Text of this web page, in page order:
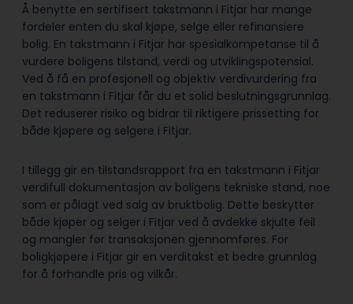
Å benytte en sertifisert takstmann i Fitjar har mange
fordeler enten du skal kjøpe, selge eller refinansiere
bolig. En takstmann i Fitjar har spesialkompetanse til å
vurdere boligens tilstand, verdi og utviklingspotensial.
Ved å få en profesjonell og objektiv verdivurdering fra
en takstmann i Fitjar får du et solid beslutningsgrunnlag.
Det reduserer risiko og bidrar til riktigere prissetting for
både kjøpere og selgere i Fitjar.
I tillegg gir en tilstandsrapport fra en takstmann i Fitjar
verdifull dokumentasjon av boligens tekniske stand, noe
som er pålagt ved salg av bruktbolig. Dette beskytter
både kjøper og selger i Fitjar ved å avdekke skjulte feil
og mangler før transaksjonen gjennomføres. For
boligkjøpere i Fitjar gir en verditakst et bedre grunnlag
for å forhandle pris og vilkår.